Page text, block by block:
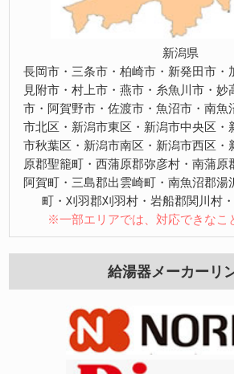
新潟県
長岡市・三条市・柏崎市・新発田市・
見附市・村上市・燕市・糸魚川市・妙
市・阿賀野市・佐渡市・魚沼市・南魚
市北区・新潟市東区・新潟市中央区・
市秋葉区・新潟市南区・新潟市西区・
原郡聖籠町・西蒲原郡弥彦村・南蒲原
阿賀町・三島郡出雲崎町・南魚沼郡湯
町・刈羽郡刈羽村・岩船郡関川村
※一部エリアでは、対応できなこ
給湯器メーカーリ